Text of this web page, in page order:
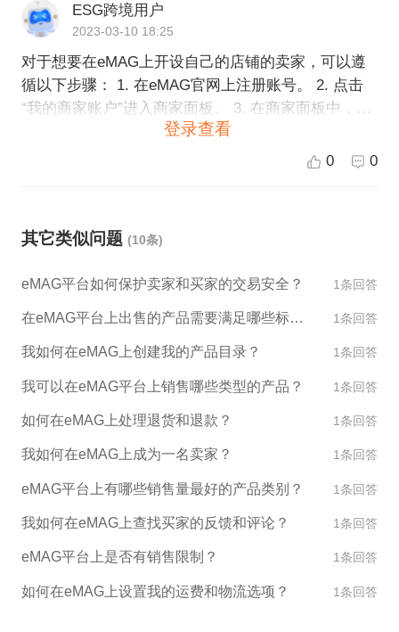
MAG平台会审核您的申请材料，审核通过后您就可以
开始在平台上销售商品了。 如果您需要更详细的信息
或遇到困难，建议您直接与eMAG官方客服联系。另
外，ESG跨境电商也可以为您提供一站式的跨境电商
服务，帮助您更快更有效地在eMAG上开设店铺并进
ESG跨境用户
2023-03-10 18:25
对于想要在eMAG上开设自己的店铺的卖家，可以遵
循以下步骤： 1. 在eMAG官网上注册账号。 2. 点击
“我的商家账户”进入商家面板。 3. 在商家面板中，点
击“开通店铺”按钮。完成开通店铺流程即可。 4. 在店
铺中上传您的商品信息，并设置价格、库存等参数。
店铺中的商品必须合法且符合eMAG的品质标准。如
客服或咨询专业的跨境电商服务公司，如ESG跨境。
登录查看
0 0
其它类似问题 (10条)
eMAG平台如何保护卖家和买家的交易安全？ 1条回答
在eMAG平台上出售的产品需要满足哪些标准？ 1条回答
我如何在eMAG上创建我的产品目录？ 1条回答
我可以在eMAG平台上销售哪些类型的产品？ 1条回答
如何在eMAG上处理退货和退款？ 1条回答
我如何在eMAG上成为一名卖家？ 1条回答
eMAG平台上有哪些销售量最好的产品类别？ 1条回答
我如何在eMAG上查找买家的反馈和评论？ 1条回答
eMAG平台上是否有销售限制？ 1条回答
如何在eMAG上设置我的运费和物流选项？ 1条回答